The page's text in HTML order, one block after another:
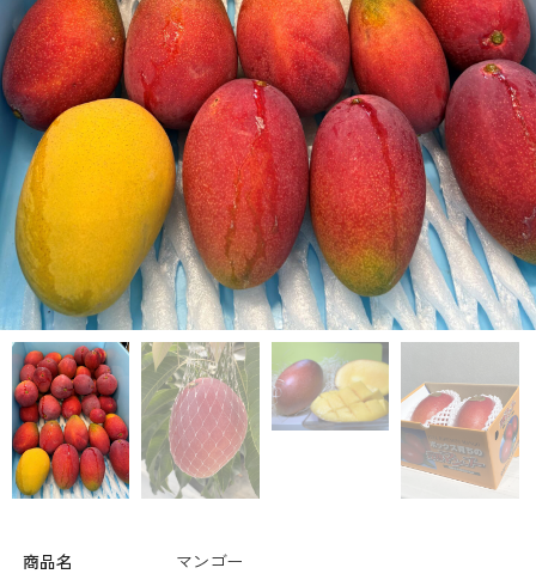
商品名 マンゴー